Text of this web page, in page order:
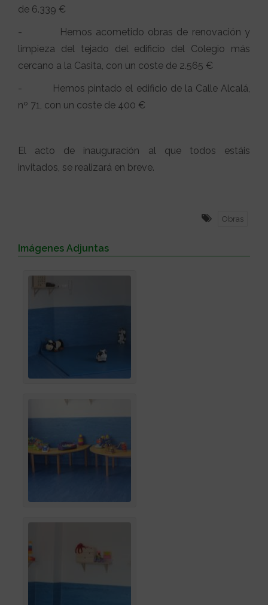
de 6.339 €
- Hemos acometido obras de renovación y
limpieza del tejado del edificio del Colegio más
cercano a la Casita, con un coste de 2.565 €
- Hemos pintado el edificio de la Calle Alcalá,
nº 71, con un coste de 400 €
El acto de inauguración al que todos estáis
invitados, se realizará en breve.
Obras
Imágenes Adjuntas